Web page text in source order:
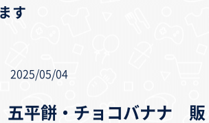
す
2025/05/04
平餅・チョコバナナ 販